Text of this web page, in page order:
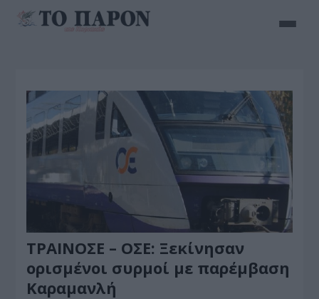
ΤΡΑΙΝΟΣΕ – ΟΣΕ: Ξεκίνησαν
ορισμένοι συρμοί με παρέμβαση
Καραμανλή